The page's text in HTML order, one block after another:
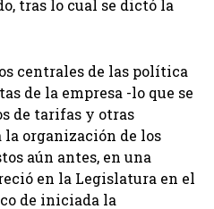
tras lo cual se dictó la
centrales de las política
de la empresa -lo que se
de tarifas y otras
organización de los
aún antes, en una
en la Legislatura en el
de iniciada la